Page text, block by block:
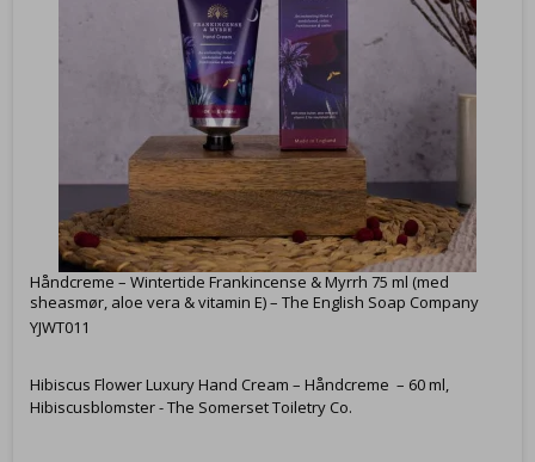
Håndcreme – Wintertide Frankincense & Myrrh 75 ml (med
sheasmør, aloe vera & vitamin E) – The English Soap Company
YJWT011
Hibiscus Flower Luxury Hand Cream – Håndcreme – 60 ml,
Hibiscusblomster - The Somerset Toiletry Co.